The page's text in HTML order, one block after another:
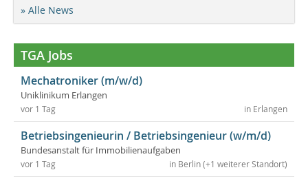
» Alle News
TGA Jobs
Mechatroniker (m/w/d)
Uniklinikum Erlangen
in Erlangen
vor 1 Tag
Betriebsingenieurin / Betriebsingenieur (w/m/d)
Bundesanstalt für Immobilienaufgaben
in Berlin (+1 weiterer Standort)
vor 1 Tag